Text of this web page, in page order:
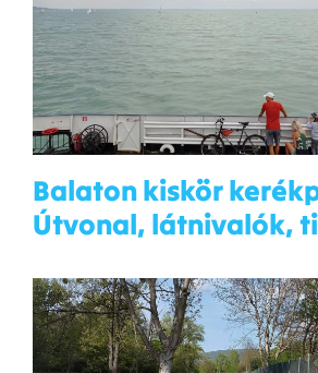
Balaton kiskör
Útvonal, látnivalók,